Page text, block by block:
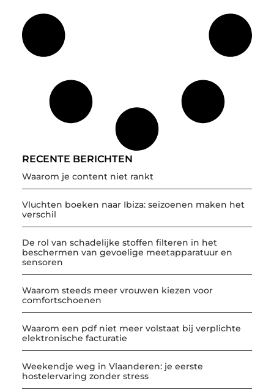
RECENTE BERICHTEN
Waarom je content niet rankt
Vluchten boeken naar Ibiza: seizoenen maken het
verschil
De rol van schadelijke stoffen filteren in het
beschermen van gevoelige meetapparatuur en
sensoren
Waarom steeds meer vrouwen kiezen voor
comfortschoenen
Waarom een pdf niet meer volstaat bij verplichte
elektronische facturatie
Weekendje weg in Vlaanderen: je eerste
hostelervaring zonder stress